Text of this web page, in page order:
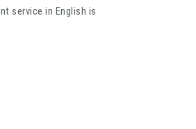
service in English is